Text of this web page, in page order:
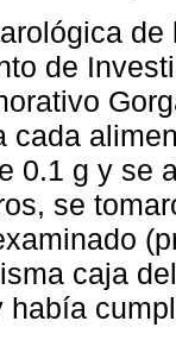
de
cada
0.1 g y se
se
caja
había